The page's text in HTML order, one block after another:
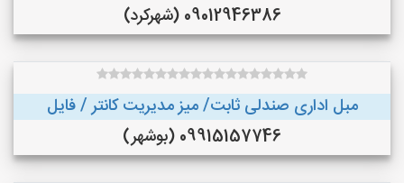
09012946386 (شهرکرد)
مبل اداری صندلی ثابت/ میز مدیریت کانتر / فایل
09915157746 (بوشهر)